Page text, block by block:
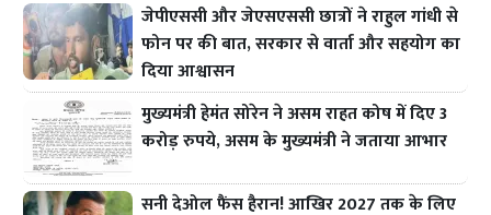
जेपीएससी और जेएसएससी छात्रों ने राहुल गांधी से
फोन पर की बात, सरकार से वार्ता और सहयोग का
दिया आश्वासन
मुख्यमंत्री हेमंत सोरेन ने असम राहत कोष में दिए 3
करोड़ रुपये, असम के मुख्यमंत्री ने जताया आभार
सनी देओल फैंस हैरान! आखिर 2027 तक के लिए